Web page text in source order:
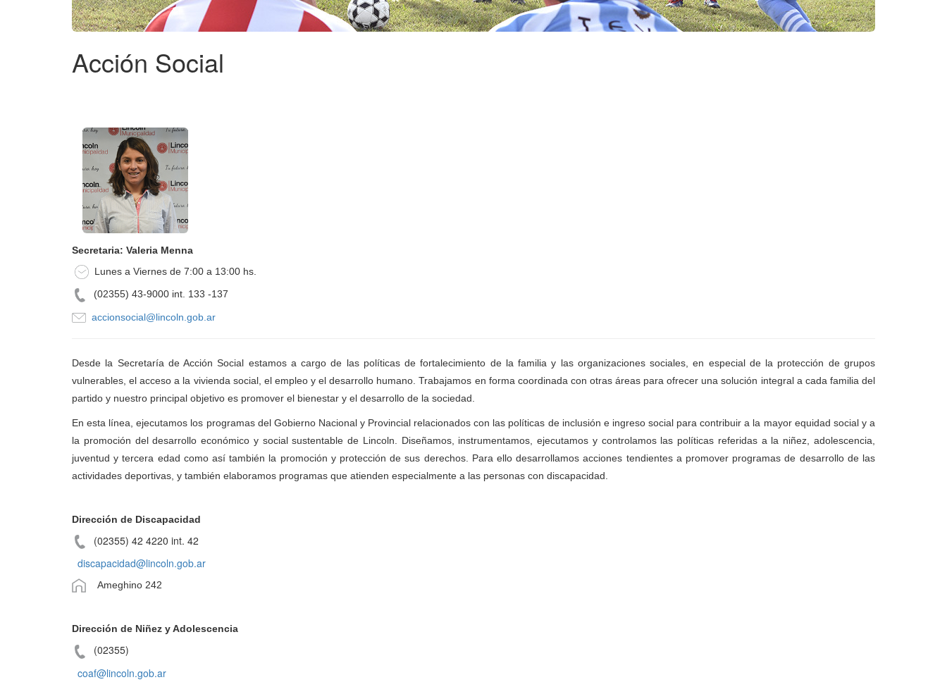
Acción Social
Secretaria: Valeria Menna
Lunes a Viernes de 7:00 a 13:00 hs.
(02355) 43-9000 int. 133 -137
accionsocial@lincoln.gob.ar
Desde la Secretaría de Acción Social estamos a cargo de las políticas de fortalecimiento de la familia y las organizaciones sociales, en especial de la protección de grupos
vulnerables, el acceso a la vivienda social, el empleo y el desarrollo humano. Trabajamos en forma coordinada con otras áreas para ofrecer una solución integral a cada familia del
partido y nuestro principal objetivo es promover el bienestar y el desarrollo de la sociedad.
En esta línea, ejecutamos los programas del Gobierno Nacional y Provincial relacionados con las políticas de inclusión e ingreso social para contribuir a la mayor equidad social y a
la promoción del desarrollo económico y social sustentable de Lincoln. Diseñamos, instrumentamos, ejecutamos y controlamos las políticas referidas a la niñez, adolescencia,
juventud y tercera edad como así también la promoción y protección de sus derechos. Para ello desarrollamos acciones tendientes a promover programas de desarrollo de las
actividades deportivas, y también elaboramos programas que atienden especialmente a las personas con discapacidad.
Dirección de Discapacidad
(02355) 42 4220 int. 42
discapacidad@lincoln.gob.ar
Ameghino 242
Dirección de Niñez y Adolescencia
(02355)
coaf@lincoln.gob.ar